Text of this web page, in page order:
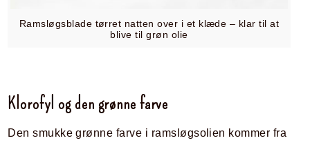
Ramsløgsblade tørret natten over i et klæde – klar til at
blive til grøn olie
Klorofyl og den grønne farve
Den smukke grønne farve i ramsløgsolien kommer fra